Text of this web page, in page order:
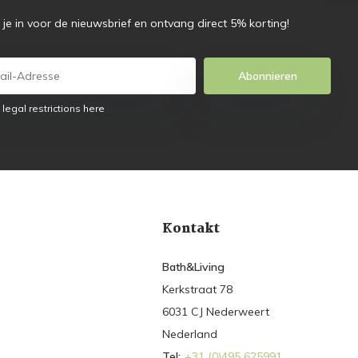
je in voor de nieuwsbrief en ontvang direct 5% korting!
Abonnieren
legal restrictions here
Kontakt
Bath&Living
Kerkstraat 78
6031 CJ Nederweert
Nederland